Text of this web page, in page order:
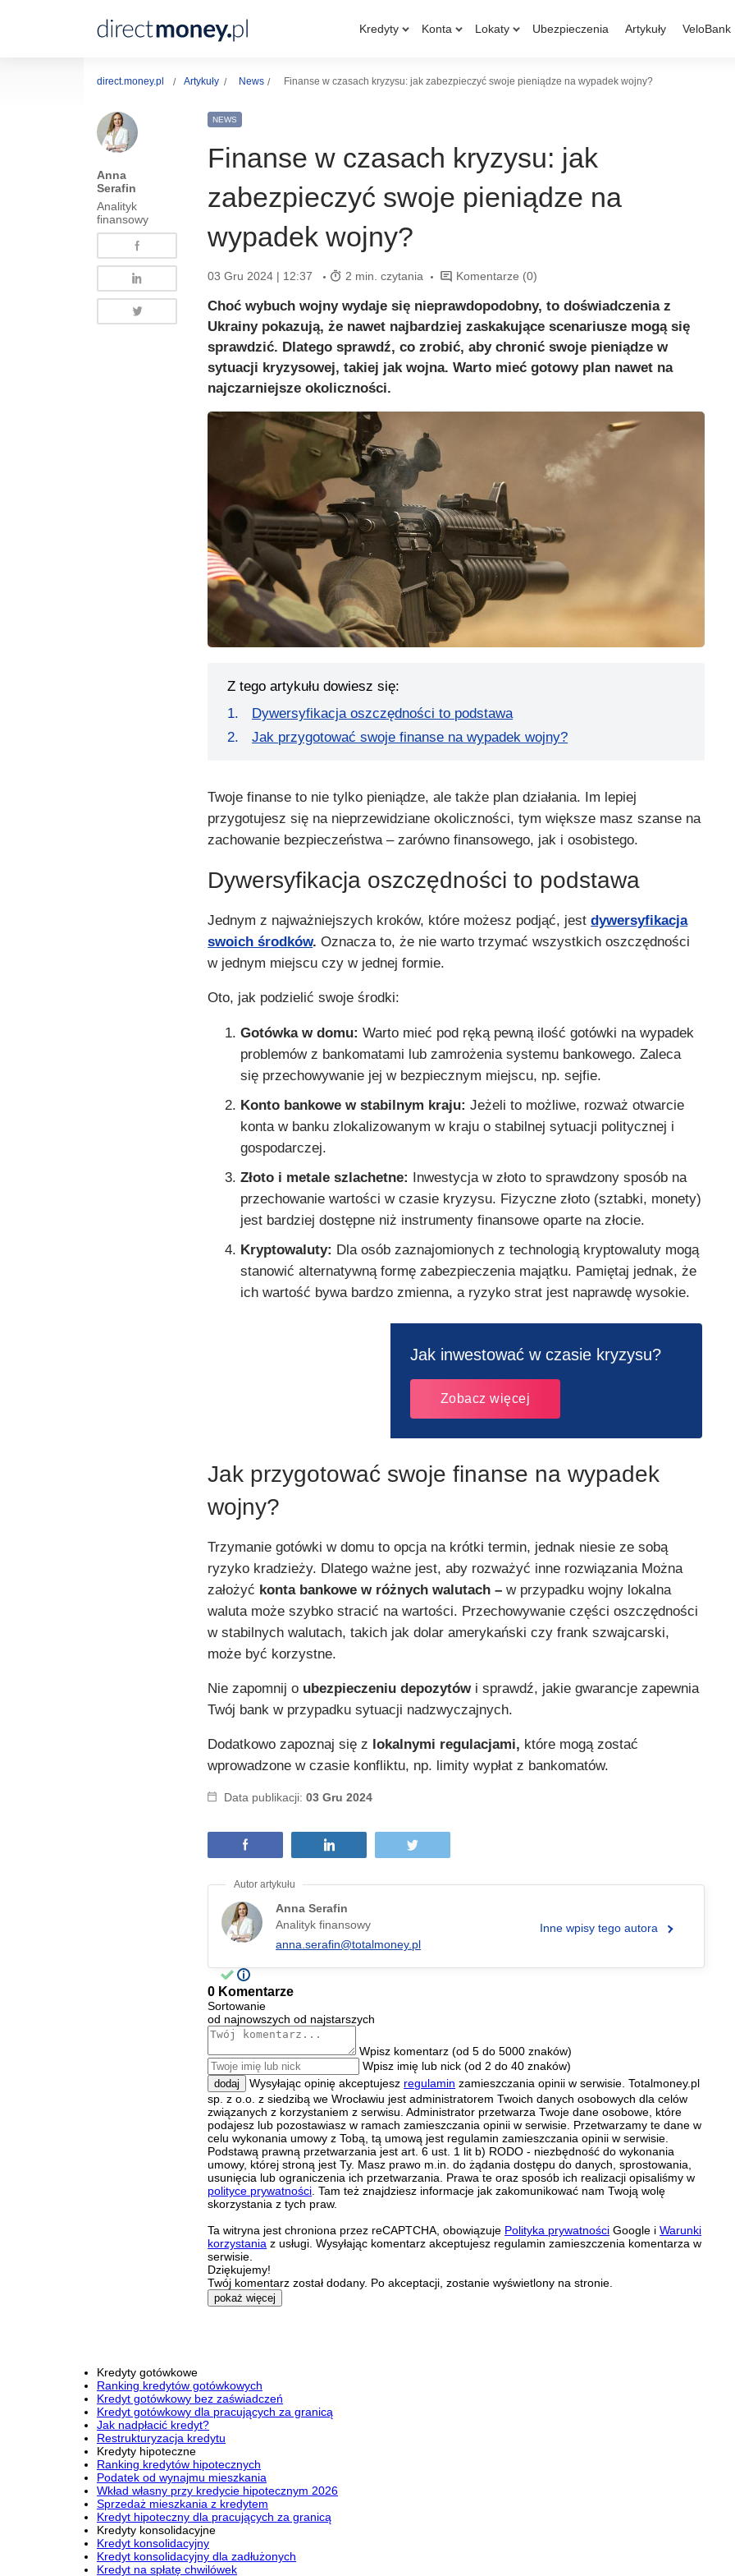
Kredyty Konta Lokaty Ubezpieczenia Artykuły VeloBank
direct.money.pl Artykuły News Finanse w czasach kryzysu: jak zabezpieczyć swoje pieniądze na wypadek wojny?
Anna
Serafin
Analityk
finansowy
NEWS
Finanse w czasach kryzysu: jak
zabezpieczyć swoje pieniądze na
wypadek wojny?
03 Gru 2024 | 12:37 2 min. czytania Komentarze (0)
Choć wybuch wojny wydaje się nieprawdopodobny, to doświadczenia z
Ukrainy pokazują, że nawet najbardziej zaskakujące scenariusze mogą się
sprawdzić. Dlatego sprawdź, co zrobić, aby chronić swoje pieniądze w
sytuacji kryzysowej, takiej jak wojna. Warto mieć gotowy plan nawet na
najczarniejsze okoliczności.
Z tego artykułu dowiesz się:
Dywersyfikacja oszczędności to podstawa
Jak przygotować swoje finanse na wypadek wojny?
Twoje finanse to nie tylko pieniądze, ale także plan działania. Im lepiej
przygotujesz się na nieprzewidziane okoliczności, tym większe masz szanse na
zachowanie bezpieczeństwa – zarówno finansowego, jak i osobistego.
Dywersyfikacja oszczędności to podstawa
Jednym z najważniejszych kroków, które możesz podjąć, jestdywersyfikacja
swoich środków. Oznacza to, że nie warto trzymać wszystkich oszczędności
w jednym miejscu czy w jednej formie.
Oto, jak podzielić swoje środki:
Gotówka w domu: Warto mieć pod ręką pewną ilość gotówki na wypadek
problemów z bankomatami lub zamrożenia systemu bankowego. Zaleca
się przechowywanie jej w bezpiecznym miejscu, np. sejfie.
Konto bankowe w stabilnym kraju: Jeżeli to możliwe, rozważ otwarcie
konta w banku zlokalizowanym w kraju o stabilnej sytuacji politycznej i
gospodarczej.
Złoto i metale szlachetne: Inwestycja w złoto to sprawdzony sposób na
przechowanie wartości w czasie kryzysu. Fizyczne złoto (sztabki, monety)
jest bardziej dostępne niż instrumenty finansowe oparte na złocie.
Kryptowaluty: Dla osób zaznajomionych z technologią kryptowaluty mogą
stanowić alternatywną formę zabezpieczenia majątku. Pamiętaj jednak, że
ich wartość bywa bardzo zmienna, a ryzyko strat jest naprawdę wysokie.
Jak inwestować w czasie kryzysu?
Zobacz więcej
Jak przygotować swoje finanse na wypadek
wojny?
Trzymanie gotówki w domu to opcja na krótki termin, jednak niesie ze sobą
ryzyko kradzieży. Dlatego ważne jest, aby rozważyć inne rozwiązania Można
założyć konta bankowe w różnych walutach – w przypadku wojny lokalna
waluta może szybko stracić na wartości. Przechowywanie części oszczędności
w stabilnych walutach, takich jak dolar amerykański czy frank szwajcarski,
może być korzystne.
Nie zapomnij o ubezpieczeniu depozytów i sprawdź, jakie gwarancje zapewnia
Twój bank w przypadku sytuacji nadzwyczajnych.
Dodatkowo zapoznaj się z lokalnymi regulacjami, które mogą zostać
wprowadzone w czasie konfliktu, np. limity wypłat z bankomatów.
Data publikacji:03 Gru 2024
Anna Serafin
Analityk finansowy
anna.serafin@totalmoney.pl
Inne wpisy tego autora
0 Komentarze
Sortowanie
od najnowszych od najstarszych
Wpisz komentarz (od 5 do 5000 znaków)
Wpisz imię lub nick (od 2 do 40 znaków)
dodaj Wysyłając opinię akceptujesz regulamin zamieszczania opinii w serwisie. Totalmoney.pl
sp. z o.o. z siedzibą we Wrocławiu jest administratorem Twoich danych osobowych dla celów
związanych z korzystaniem z serwisu. Administrator przetwarza Twoje dane osobowe, które
podajesz lub pozostawiasz w ramach zamieszczania opinii w serwisie. Przetwarzamy te dane w
celu wykonania umowy z Tobą, tą umową jest regulamin zamieszczania opinii w serwisie.
Podstawą prawną przetwarzania jest art. 6 ust. 1 lit b) RODO - niezbędność do wykonania
umowy, której stroną jest Ty. Masz prawo m.in. do żądania dostępu do danych, sprostowania,
usunięcia lub ograniczenia ich przetwarzania. Prawa te oraz sposób ich realizacji opisaliśmy w
polityce prywatności . Tam też znajdziesz informacje jak zakomunikować nam Twoją wolę
skorzystania z tych praw.
Ta witryna jest chroniona przez reCAPTCHA, obowiązuje Polityka prywatności Google iWarunki
korzystania z usługi. Wysyłając komentarz akceptujesz regulamin zamieszczenia komentarza w
serwisie.
Dziękujemy!
Twój komentarz został dodany. Po akceptacji, zostanie wyświetlony na stronie.
pokaż więcej
Kredyty gotówkowe
Ranking kredytów gotówkowych
Kredyt gotówkowy bez zaświadczeń
Kredyt gotówkowy dla pracujących za granicą
Jak nadpłacić kredyt?
Restrukturyzacja kredytu
Kredyty hipoteczne
Ranking kredytów hipotecznych
Podatek od wynajmu mieszkania
Wkład własny przy kredycie hipotecznym 2026
Sprzedaż mieszkania z kredytem
Kredyt hipoteczny dla pracujących za granicą
Kredyty konsolidacyjne
Kredyt konsolidacyjny
Kredyt konsolidacyjny dla zadłużonych
Kredyt na spłatę chwilówek